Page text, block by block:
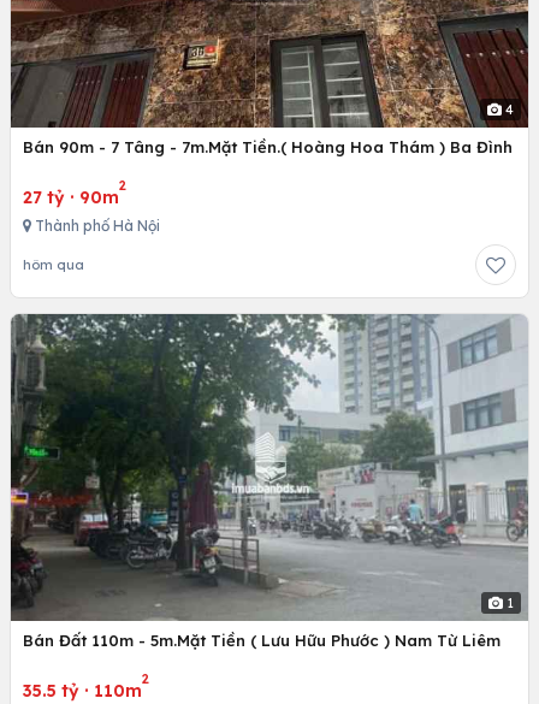
4
Bán 90m - 7 Tâng - 7m.Mặt Tiền.( Hoàng Hoa Thám ) Ba Đình
27 tỷ · 90m
2
Thành phố Hà Nội
hôm qua
1
Bán Đất 110m - 5m.Mặt Tiền ( Lưu Hữu Phước ) Nam Từ Liêm
35.5 tỷ · 110m
2